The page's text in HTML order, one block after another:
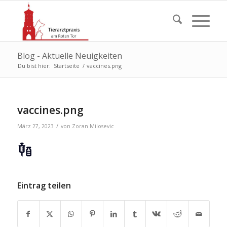
Blog - Aktuelle Neuigkeiten
Du bist hier: Startseite / vaccines.png
vaccines.png
März 27, 2023 / von Zoran Milosevic
Eintrag teilen